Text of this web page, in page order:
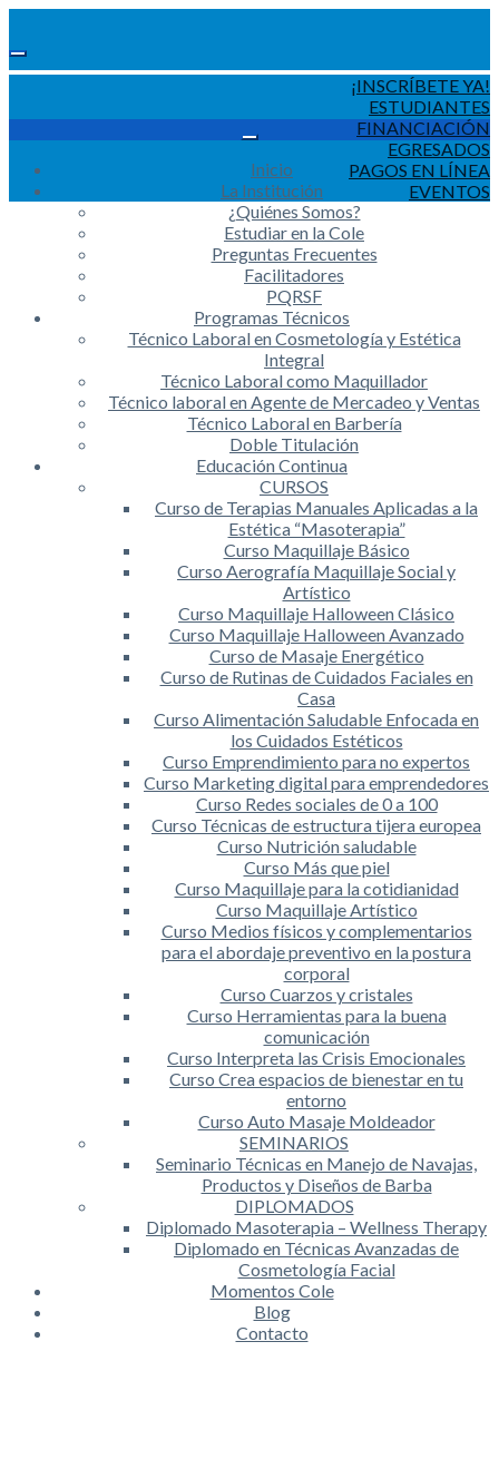
¡INSCRÍBETE YA!
ESTUDIANTES
FINANCIACIÓN
EGRESADOS
PAGOS EN LÍNEA
EVENTOS
Inicio
La Institución
¿Quiénes Somos?
Estudiar en la Cole
Preguntas Frecuentes
Facilitadores
PQRSF
Programas Técnicos
Técnico Laboral en Cosmetología y Estética
Integral
Técnico Laboral como Maquillador
Técnico laboral en Agente de Mercadeo y Ventas
Técnico Laboral en Barbería
Doble Titulación
Educación Continua
CURSOS
Curso de Terapias Manuales Aplicadas a la
Estética “Masoterapia”
Curso Maquillaje Básico
Curso Aerografía Maquillaje Social y
Artístico
Curso Maquillaje Halloween Clásico
Curso Maquillaje Halloween Avanzado
Curso de Masaje Energético
Curso de Rutinas de Cuidados Faciales en
Casa
Curso Alimentación Saludable Enfocada en
los Cuidados Estéticos
Curso Emprendimiento para no expertos
Curso Marketing digital para emprendedores
Curso Redes sociales de 0 a 100
Curso Técnicas de estructura tijera europea
Curso Nutrición saludable
Curso Más que piel
Curso Maquillaje para la cotidianidad
Curso Maquillaje Artístico
Curso Medios físicos y complementarios
para el abordaje preventivo en la postura
corporal
Curso Cuarzos y cristales
Curso Herramientas para la buena
comunicación
Curso Interpreta las Crisis Emocionales
Curso Crea espacios de bienestar en tu
entorno
Curso Auto Masaje Moldeador
SEMINARIOS
Seminario Técnicas en Manejo de Navajas,
Productos y Diseños de Barba
DIPLOMADOS
Diplomado Masoterapia – Wellness Therapy
Diplomado en Técnicas Avanzadas de
Cosmetología Facial
Momentos Cole
Blog
Contacto